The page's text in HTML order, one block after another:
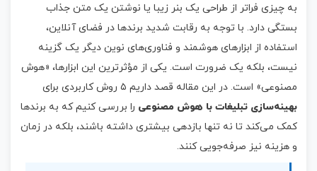
به چیزی فراتر از طراحی یک بنر زیبا یا نوشتن یک متن جذاب
بستگی دارد. با توجه به رقابت شدید برندها در فضای آنلاین،
استفاده از ابزارهای هوشمند و فناوری‌های نوین دیگر یک گزینه
نیست، بلکه یک ضرورت است. یکی از مؤثرترین این ابزارها، «هوش
مصنوعی» است. در این مقاله قصد داریم ۵ روش کاربردی برای
بهینه‌سازی تبلیغات با هوش مصنوعی را بررسی کنیم که به برندها
کمک می‌کند تا نه تنها بازدهی بیشتری داشته باشند، بلکه در زمان
و هزینه نیز صرفه‌جویی کنند.